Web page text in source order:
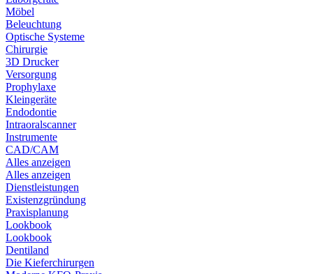
Möbel
Beleuchtung
Optische Systeme
Chirurgie
3D Drucker
Versorgung
Prophylaxe
Kleingeräte
Endodontie
Intraoralscanner
Instrumente
CAD/CAM
Alles anzeigen
Alles anzeigen
Dienstleistungen
Existenzgründung
Praxisplanung
Lookbook
Lookbook
Dentiland
Die Kieferchirurgen